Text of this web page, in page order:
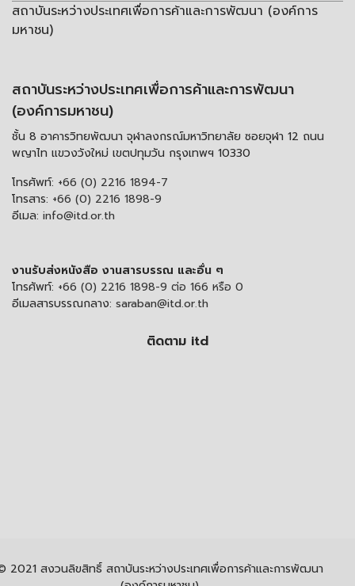
สถาบันระหว่างประเทศเพื่อการค้าและการพัฒนา (องค์การ
มหาชน)
สถาบันระหว่างประเทศเพื่อการค้าและการพัฒนา
(องค์การมหาชน)
ชั้น 8 อาคารวิทยพัฒนา จุฬาลงกรณ์มหาวิทยาลัย ซอยจุฬา 12 ถนน
พญาไท แขวงวังใหม่ เขตปทุมวัน กรุงเทพฯ 10330
โทรศัพท์: +66 (0) 2216 1894-7
โทรสาร: +66 (0) 2216 1898-9
อีเมล: info@itd.or.th
งานรับส่งหนังสือ งานสารบรรณ และอื่น ๆ
โทรศัพท์: +66 (0) 2216 1898-9 ต่อ 166 หรือ 0
อีเมลสารบรรณกลาง: saraban@itd.or.th
ติดตาม itd
2021 สงวนลิขสิทธิ์ สถาบันระหว่างประเทศเพื่อการค้าและการพัฒนา